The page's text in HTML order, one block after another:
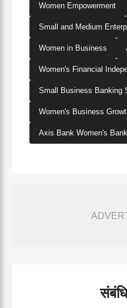
Women Empowerment
Small and Medium
Women in Business
Women's Financial
Small Business Banking
Women's Business
Axis Bank Women's